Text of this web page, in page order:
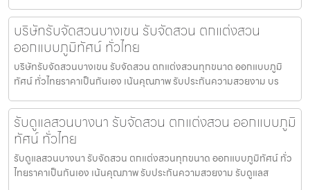
บริษัทรับจัดสวนบางเขน รับจัดสวน ตกแต่งสวน
ออกแบบภูมิทัศน์ ทั่วไทย
บริษัทรับจัดสวนบางเขน รับจัดสวน ตกแต่งสวนทุกขนาด ออกแบบภูมิ
ทัศน์ ทั่วไทยราคาเป็นกันเอง เน้นคุณภาพ รับประกันความสวยงาม บร
รับดูแลสวนบางนา รับจัดสวน ตกแต่งสวน ออกแบบภูมิ
ทัศน์ ทั่วไทย
รับดูแลสวนบางนา รับจัดสวน ตกแต่งสวนทุกขนาด ออกแบบภูมิทัศน์ ทั่ว
ไทยราคาเป็นกันเอง เน้นคุณภาพ รับประกันความสวยงาม รับดูแลส